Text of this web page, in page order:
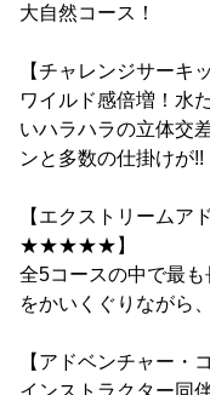
大自然コース！
【チャレンジサー
ワイルド感倍増！水
いハラハラの立体交
ンと多数の仕掛けが!!
【エクストリーム
★★★★★】
全5コースの中で最
をかいくぐりながら
【アドベンチャー
インストラクター同